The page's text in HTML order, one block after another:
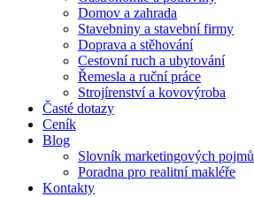
Domov a zahrada
Stavebniny a stavební firmy
Doprava a stěhování
Cestovní ruch a ubytování
Řemesla a ruční práce
Strojírenství a kovovýroba
Časté dotazy
Ceník
Blog
Slovník marketingových pojmů
Poradna pro realitní makléře
Kontakty